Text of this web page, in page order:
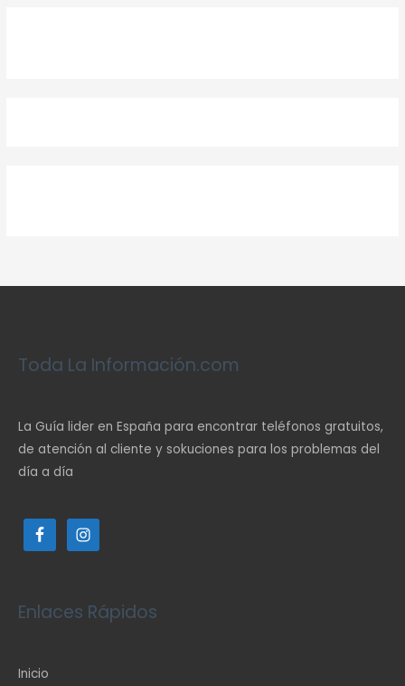
Toda La Información.com
La Guía lider en España para encontrar teléfonos gratuitos,
de atención al cliente y sokuciones para los problemas del
día a día
Enlaces Rápidos
Inicio